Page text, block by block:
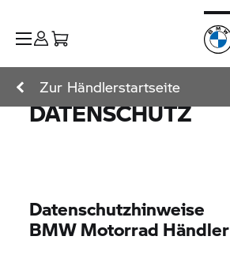
Zur Händlerstartseite
DATENSCHUTZ
Datenschutzhinweise
BMW Motorrad Händler